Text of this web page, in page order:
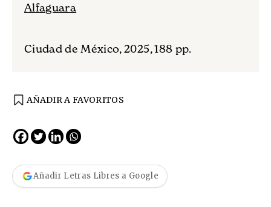
Alfaguara
Ciudad de México, 2025, 188 pp.
AÑADIR A FAVORITOS
Añadir Letras Libres a Google